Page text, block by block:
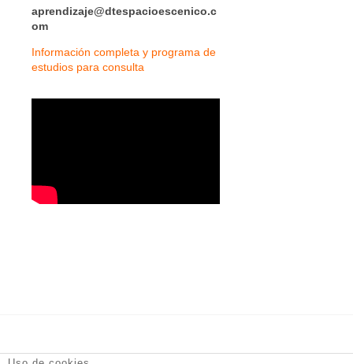
aprendizaje@dtespacioescenico.c
om
Información completa y programa de
estudios para consulta
DT Espacio Escénico- Calle de la Reina, 9 28004 Madrid -